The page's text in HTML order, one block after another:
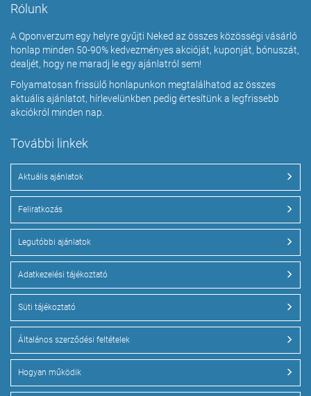
Rólunk
A Qponverzum egy helyre gyűjti Neked az összes közösségi vásárló
honlap minden 50-90% kedvezményes akcióját, kuponját, bónuszát,
dealjét, hogy ne maradj le egy ajánlatról sem!
Folyamatosan frissülő honlapunkon megtalálhatod az összes
aktuális ajánlatot, hírlevelünkben pedig értesítünk a legfrissebb
akciókról minden nap.
További linkek
Aktuális ajánlatok
Feliratkozás
Legutóbbi ajánlatok
Adatkezelési tájékoztató
Süti tájékoztató
Általános szerződési feltételek
Hogyan működik